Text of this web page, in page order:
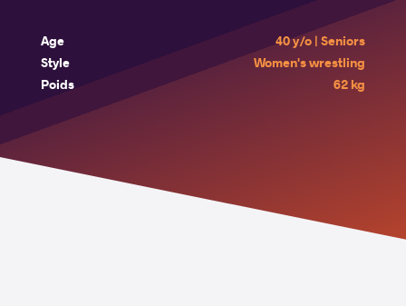
Age
40 y/o | Seniors
Style
Women's wrestling
Poids
62 kg